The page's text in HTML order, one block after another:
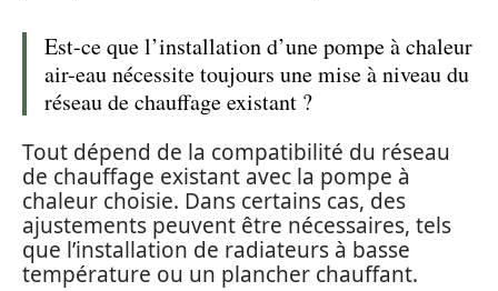
Est-ce que l’installation d’une pompe à chaleur
air-eau nécessite toujours une mise à niveau du
réseau de chauffage existant ?
Tout dépend de la compatibilité du réseau
de chauffage existant avec la pompe à
chaleur choisie. Dans certains cas, des
ajustements peuvent être nécessaires, tels
que l’installation de radiateurs à basse
température ou un plancher chauffant.